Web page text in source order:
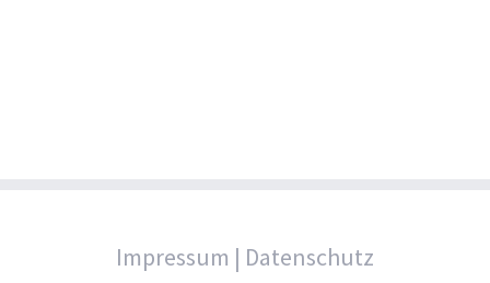
Impressum | Datenschutz